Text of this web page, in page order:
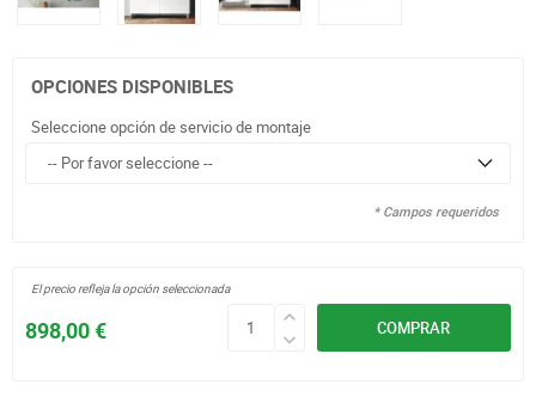
OPCIONES DISPONIBLES
Seleccione opción de servicio de montaje
* Campos requeridos
COMPRAR
898,00 €
El precio refleja la opción seleccionada